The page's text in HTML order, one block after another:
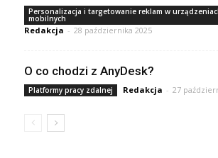
Personalizacja i targetowanie reklam w
mobilnych
Redakcja - 28 października 2025
O co chodzi z AnyDesk?
Platformy pracy zdalnej Redakcja - 27